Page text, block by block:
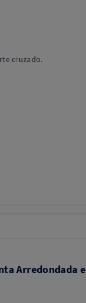
cruzado.
Arredondada e